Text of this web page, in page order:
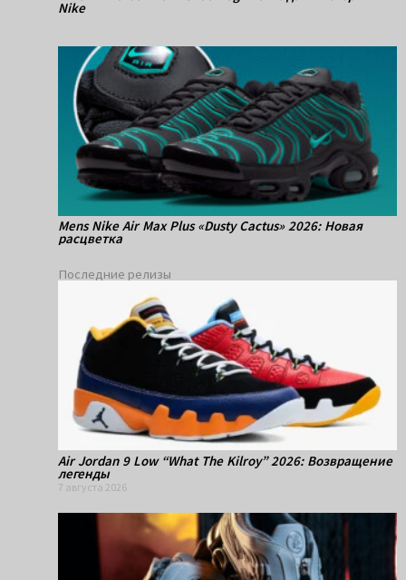
Nike
Mens Nike Air Max Plus «Dusty Cactus» 2026: Новая
расцветка
Последние релизы
Air Jordan 9 Low “What The Kilroy” 2026: Возвращение
легенды
7 августа 2026